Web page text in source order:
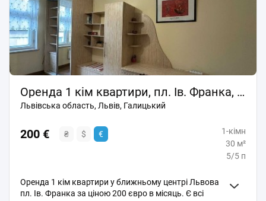
Оренда 1 кім квартири, пл. Ів. Франка, центр
Львівська область, Львів, Галицький
200 € ₴ $ €
1-кімн
30 м²
5/5 п
Оренда 1 кім квартири у ближньому центрі Львова
пл. Ів. Франка за ціною 200 євро в місяць. Є всі